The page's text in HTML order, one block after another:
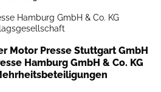
Hamburg GmbH & Co. KG
Motor Presse Stuttgart GmbH
Hamburg GmbH & Co. KG